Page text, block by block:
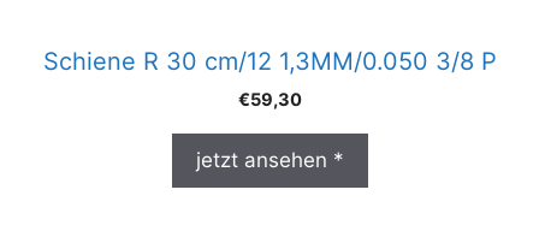
Schiene R 30 cm/12 1,3MM/0.050 3/8 P
€59,30
jetzt ansehen *